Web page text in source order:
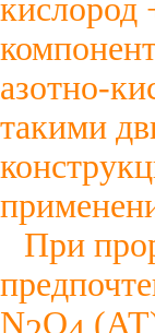
азотно-
такими
При
N О